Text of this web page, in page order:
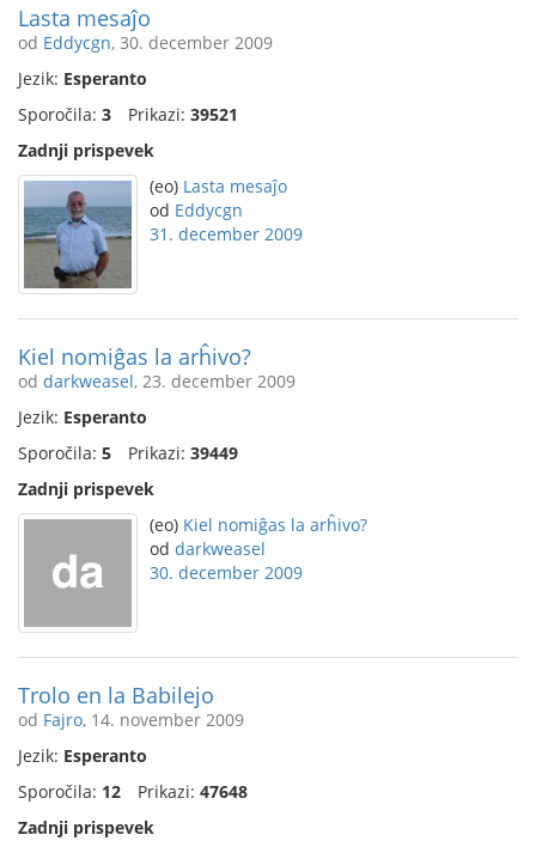
Lasta mesaĵo
od Eddycgn, 30. december 2009
Jezik: Esperanto
Sporočila: 3 Prikazi: 39521
Zadnji prispevek
(eo) Lasta mesaĵo
od Eddycgn
31. december 2009
Kiel nomiĝas la arĥivo?
od darkweasel, 23. december 2009
Jezik: Esperanto
Sporočila: 5 Prikazi: 39449
Zadnji prispevek
(eo) Kiel nomiĝas la arĥivo?
od darkweasel
30. december 2009
Trolo en la Babilejo
od Fajro, 14. november 2009
Jezik: Esperanto
Sporočila: 12 Prikazi: 47648
Zadnji prispevek